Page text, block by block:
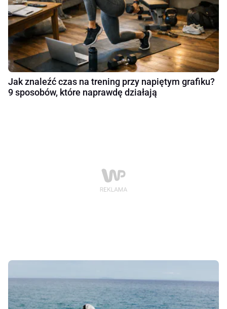
Jak znaleźć czas na trening przy napiętym grafiku?
9 sposobów, które naprawdę działają